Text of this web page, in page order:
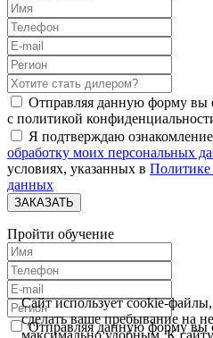
Отправляя данную форму вы
с политикой
Я подтверждаю
обработку моих персональных
условиях, указанных в Политике
данных
ЗАКАЗАТЬ
Пройти обучение
Отправляя данную форму вы
Сайт использует cookie-
сделать ваше пребывание на
максимально удобным. К